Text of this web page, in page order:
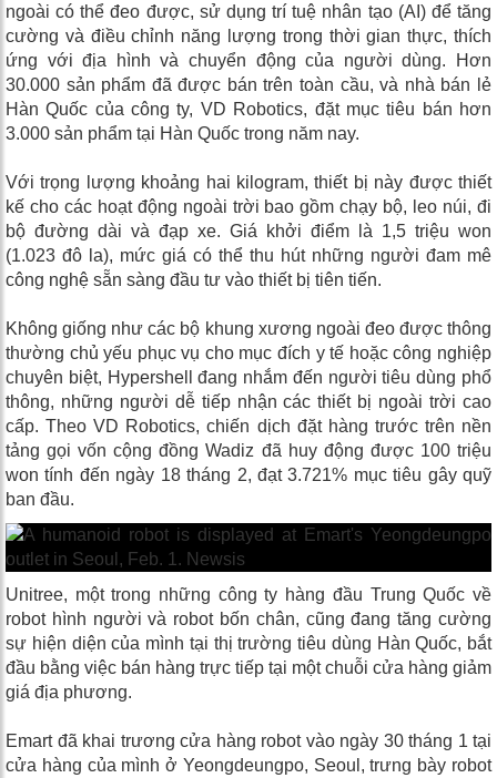
ngoài có thể đeo được, sử dụng trí tuệ nhân tạo (AI) để tăng
cường và điều chỉnh năng lượng trong thời gian thực, thích
ứng với địa hình và chuyển động của người dùng. Hơn
30.000 sản phẩm đã được bán trên toàn cầu, và nhà bán lẻ
Hàn Quốc của công ty, VD Robotics, đặt mục tiêu bán hơn
3.000 sản phẩm tại Hàn Quốc trong năm nay.
Với trọng lượng khoảng hai kilogram, thiết bị này được thiết
kế cho các hoạt động ngoài trời bao gồm chạy bộ, leo núi, đi
bộ đường dài và đạp xe. Giá khởi điểm là 1,5 triệu won
(1.023 đô la), mức giá có thể thu hút những người đam mê
công nghệ sẵn sàng đầu tư vào thiết bị tiên tiến.
Không giống như các bộ khung xương ngoài đeo được thông
thường chủ yếu phục vụ cho mục đích y tế hoặc công nghiệp
chuyên biệt, Hypershell đang nhắm đến người tiêu dùng phổ
thông, những người dễ tiếp nhận các thiết bị ngoài trời cao
cấp. Theo VD Robotics, chiến dịch đặt hàng trước trên nền
tảng gọi vốn cộng đồng Wadiz đã huy động được 100 triệu
won tính đến ngày 18 tháng 2, đạt 3.721% mục tiêu gây quỹ
ban đầu.
Unitree, một trong những công ty hàng đầu Trung Quốc về
robot hình người và robot bốn chân, cũng đang tăng cường
sự hiện diện của mình tại thị trường tiêu dùng Hàn Quốc, bắt
đầu bằng việc bán hàng trực tiếp tại một chuỗi cửa hàng giảm
giá địa phương.
Emart đã khai trương cửa hàng robot vào ngày 30 tháng 1 tại
cửa hàng của mình ở Yeongdeungpo, Seoul, trưng bày robot